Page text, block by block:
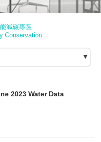
減碳專區
Conservation
2023 Water Data